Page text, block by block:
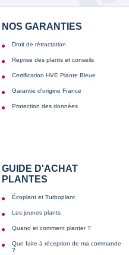
NOS GARANTIES
Droit de rétractation
Reprise des plants et conseils
Certification HVE Plante Bleue
Garantie d'origine France
Protection des données
GUIDE D'ACHAT
PLANTES
Écoplant et Turboplant
Les jeunes plants
Quand et comment planter ?
Que faire à réception de ma commande
?